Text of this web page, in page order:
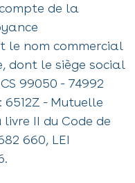
de la
le nom commercial
dont le siège social
99050 - 74992
6512Z - Mutuelle
II du Code de
660, LEI